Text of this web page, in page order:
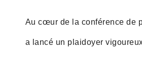
Au cœur de la conférence de
a lancé un plaidoyer